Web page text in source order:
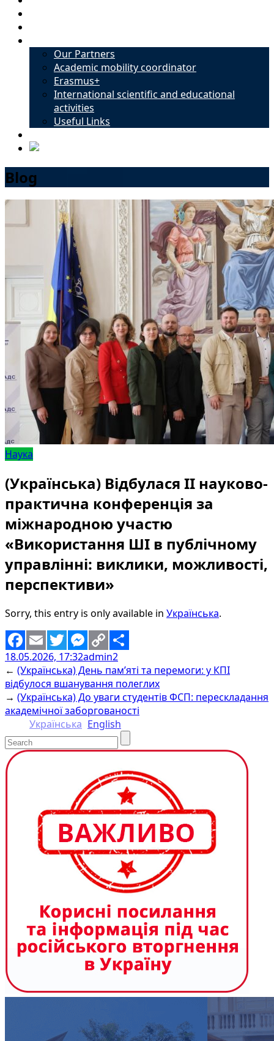
Our Partners
Academic mobility coordinator
Erasmus+
International scientific and educational
activities
Useful Links
Blog
Наука
(Українська) Відбулася ІІ науково-
практична конференція за
міжнародною участю
«Використання ШІ в публічному
управлінні: виклики, можливості,
перспективи»
Sorry, this entry is only available in Українська.
Facebook
EmailTwitterMessenger
Copy
Link
Share
18.05.2026, 17:32admin2
← (Українська) День пам’яті та перемоги: у КПІ
відбулося вшанування полеглих
→ (Українська) До уваги студентів ФСП: перескладання
академічної заборгованості
Українська English